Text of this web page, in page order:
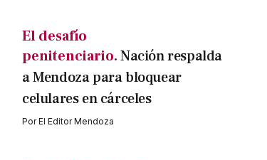
El desafío
penitenciario.Nación respalda
a Mendoza para bloquear
celulares en cárceles
PorEl Editor Mendoza